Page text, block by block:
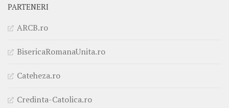
PARTENERI
ARCB.ro
BisericaRomanaUnita.ro
Cateheza.ro
Credinta-Catolica.ro